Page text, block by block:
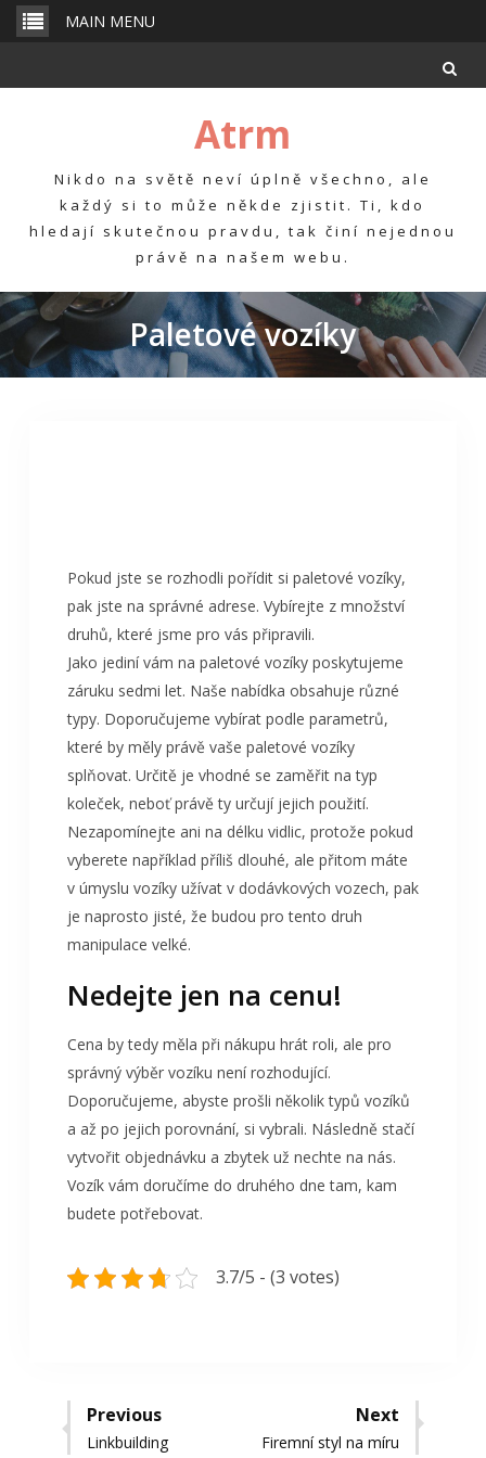
Skip
MAIN MENU
Atrm
Nikdo na světě neví úplně všechno, ale
každý si to může někde zjistit. Ti, kdo
hledají skutečnou pravdu, tak činí nejednou
právě na našem webu.
Paletové vozíky
Pokud jste se rozhodli pořídit si paletové vozíky,
pak jste na správné adrese. Vybírejte z množství
druhů, které jsme pro vás připravili.
Jako jediní vám na paletové vozíky poskytujeme
záruku sedmi let. Naše nabídka obsahuje různé
typy. Doporučujeme vybírat podle parametrů,
které by měly právě vaše paletové vozíky
splňovat. Určitě je vhodné se zaměřit na typ
koleček, neboť právě ty určují jejich použití.
Nezapomínejte ani na délku vidlic, protože pokud
vyberete například příliš dlouhé, ale přitom máte
v úmyslu vozíky užívat v dodávkových vozech, pak
je naprosto jisté, že budou pro tento druh
manipulace velké.
Nedejte jen na cenu!
Cena by tedy měla při nákupu hrát roli, ale pro
správný výběr vozíku není rozhodující.
Doporučujeme, abyste prošli několik typů vozíků
a až po jejich porovnání, si vybrali. Následně stačí
vytvořit objednávku a zbytek už nechte na nás.
Vozík vám doručíme do druhého dne tam, kam
budete potřebovat.
3.7/5 - (3 votes)
Navigace
Previous
Previous
Linkbuilding
Next
Next
Firemní styl na míru